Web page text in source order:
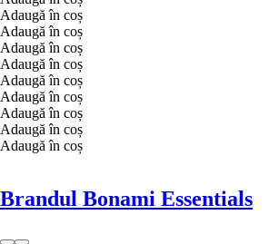
Adaugă în coș
Adaugă în coș
Adaugă în coș
Adaugă în coș
Adaugă în coș
Adaugă în coș
Adaugă în coș
Adaugă în coș
Adaugă în coș
Brandul Bonami Essentials